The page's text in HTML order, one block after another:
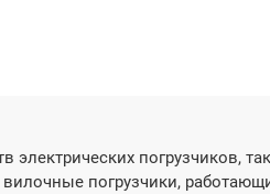
погрузчиков,
погрузчики,